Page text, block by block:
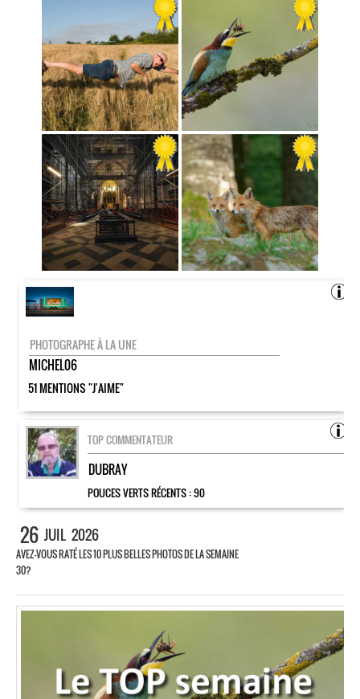
PHOTOGRAPHE À LA UNE
MICHEL06
51 MENTIONS "J'AIME"
TOP COMMENTATEUR
DUBRAY
POUCES VERTS RÉCENTS :90
26 JUIL 2026
AVEZ-VOUS RATÉ LES 10 PLUS BELLES PHOTOS DE LA SEMAINE
30?